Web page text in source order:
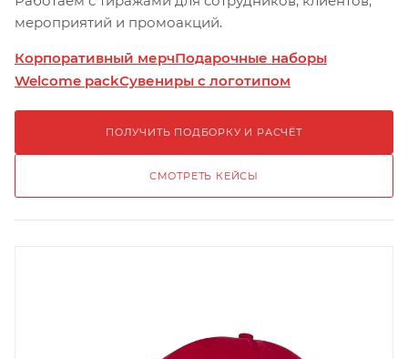
мероприятий и промоакций.
Корпоративный мерчПодарочные наборы
Welcome packСувениры с логотипом
ПОЛУЧИТЬ ПОДБОРКУ И РАСЧЁТ
СМОТРЕТЬ КЕЙСЫ